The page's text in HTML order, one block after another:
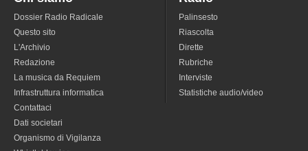
Dossier Radio Radicale
Questo sito
L'Archivio
Redazione
La musica da Requiem
Infrastruttura informatica
Contattaci
Dati societari
Organismo di Vigilanza
Palinsesto
Riascolta
Dirette
Rubriche
Interviste
Statistiche audio/video